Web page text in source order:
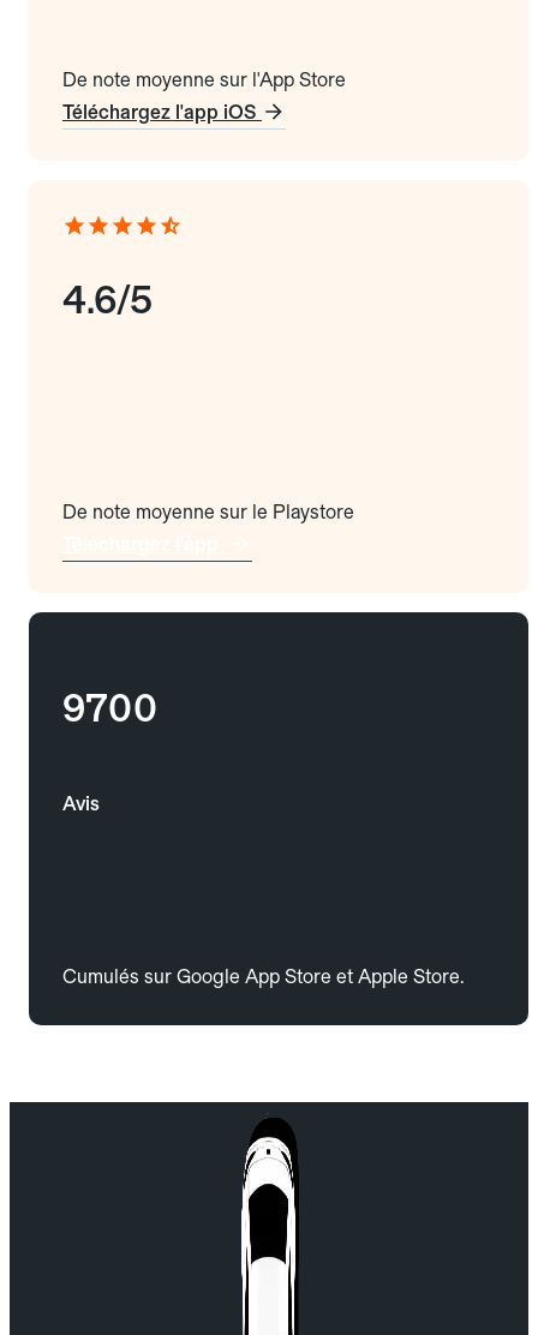
De note moyenne sur l'App Store
Téléchargez l'app iOS
4.6/5
De note moyenne sur le Playstore
9700
Avis
Cumulés sur Google App Store et Apple Store.